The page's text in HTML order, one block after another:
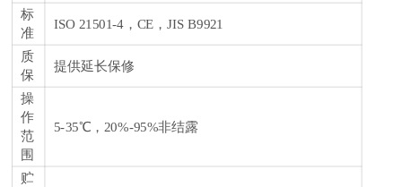
标
准
ISO 21501-4，CE，JIS B9921
质
保
提供延长保修
操
作
范
围
5-35℃，20%-95%非结露
贮